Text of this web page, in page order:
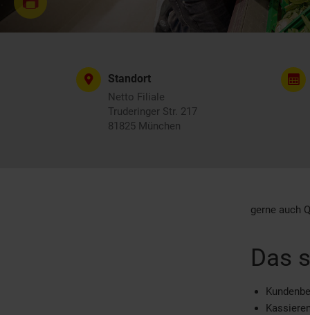
Standort
Netto Filiale
Truderinger Str. 217
81825 München
gerne auch
Das